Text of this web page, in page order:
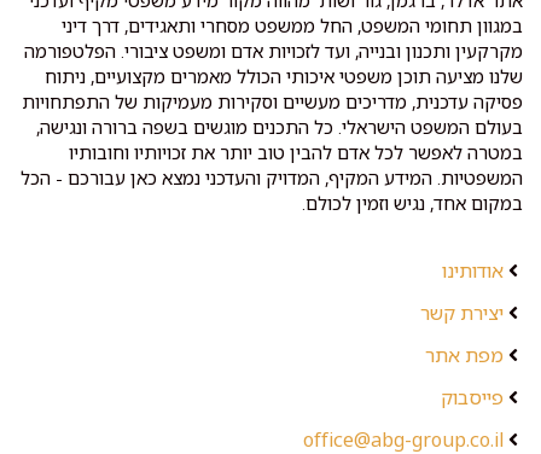
במגוון תחומי המשפט, החל ממשפט מסחרי ותאגידים, דרך דיני
מקרקעין ותכנון ובנייה, ועד לזכויות אדם ומשפט ציבורי. הפלטפורמה
שלנו מציעה תוכן משפטי איכותי הכולל מאמרים מקצועיים, ניתוח
פסיקה עדכנית, מדריכים מעשיים וסקירות מעמיקות של התפתחויות
בעולם המשפט הישראלי. כל התכנים מוגשים בשפה ברורה ונגישה,
במטרה לאפשר לכל אדם להבין טוב יותר את זכויותיו וחובותיו
המשפטיות. המידע המקיף, המדויק והעדכני נמצא כאן עבורכם - הכל
במקום אחד, נגיש וזמין לכולם.
אודותינו
יצירת קשר
מפת אתר
פייסבוק
office@abg-group.co.il